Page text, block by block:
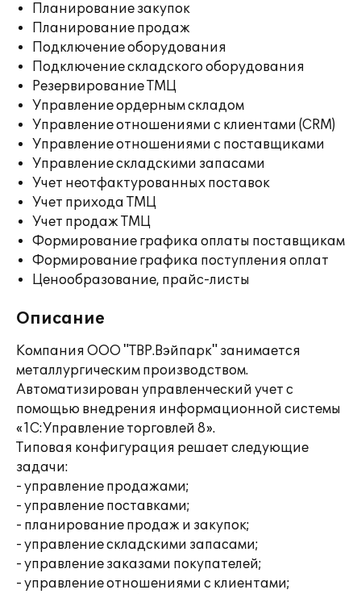
Планирование закупок
Планирование продаж
Подключение оборудования
Подключение складского оборудования
Резервирование ТМЦ
Управление ордерным складом
Управление отношениями с клиентами (CRM)
Управление отношениями с поставщиками
Управление складскими запасами
Учет неотфактурованных поставок
Учет прихода ТМЦ
Учет продаж ТМЦ
Формирование графика оплаты поставщикам
Формирование графика поступления оплат
Ценообразование, прайс-листы
Описание
Компания ООО "ТВР.Вэйпарк" занимается
металлургическим производством.
Автоматизирован управленческий учет с
помощью внедрения информационной системы
«1С:Управление торговлей 8».
Типовая конфигурация решает следующие
задачи:
- управление продажами;
- управление поставками;
- планирование продаж и закупок;
- управление складскими запасами;
- управление заказами покупателей;
- управление отношениями с клиентами;